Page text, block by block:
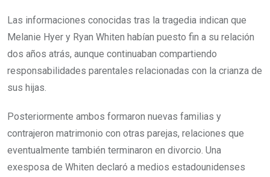
Las informaciones conocidas tras la tragedia indican que
Melanie Hyer y Ryan Whiten habían puesto fin a su relación
dos años atrás, aunque continuaban compartiendo
responsabilidades parentales relacionadas con la crianza de
sus hijas.
Posteriormente ambos formaron nuevas familias y
contrajeron matrimonio con otras parejas, relaciones que
eventualmente también terminaron en divorcio. Una
exesposa de Whiten declaró a medios estadounidenses